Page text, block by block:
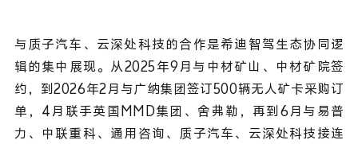
与质子汽车、云深处科技的合作是希迪智驾生态协同逻
辑的集中展现。从2025年9月与中材矿山、中材矿院签
约，到2026年2月与广纳集团签订500辆无人矿卡采购订
单，4月联手英国MMD集团、舍弗勒，再到6月与易普
力、中联重科、通用咨询、质子汽车、云深处科技接连